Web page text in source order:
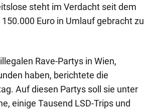
steht im Verdacht seit dem
Euro in Umlauf gebracht zu
Rave-Partys in Wien,
haben, berichtete die
Auf diesen Partys soll sie unter
einige Tausend LSD-Trips und